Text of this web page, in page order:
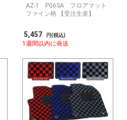
AZ-1 PG6SA フロアマット
ファイン柄 【受注生産】
5,457 円(税込)
1週間以内に発送